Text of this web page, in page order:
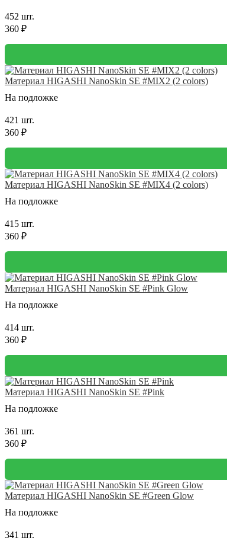
452 шт.
360 ₽
Материал HIGASHI NanoSkin SE #MIX2 (2 colors)
На подложке
421 шт.
360 ₽
Материал HIGASHI NanoSkin SE #MIX4 (2 colors)
На подложке
415 шт.
360 ₽
Материал HIGASHI NanoSkin SE #Pink Glow
На подложке
414 шт.
360 ₽
Материал HIGASHI NanoSkin SE #Pink
На подложке
361 шт.
360 ₽
Материал HIGASHI NanoSkin SE #Green Glow
На подложке
341 шт.